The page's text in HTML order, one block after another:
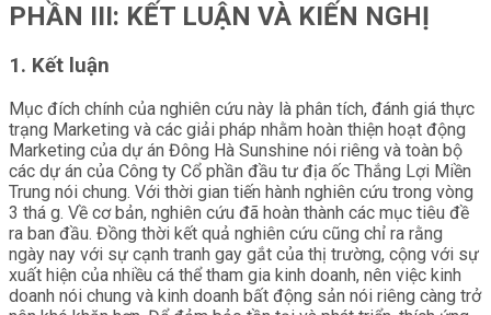
PHẦN III: KẾT LUẬN VÀ KIẾN NGHỊ
1. Kết luận
Mục đích chính của nghiên cứu này là phân tích, đánh giá thực
trạng Marketing và các giải pháp nhằm hoàn thiện hoạt động
Marketing của dự án Đông Hà Sunshine nói riêng và toàn bộ
các dự án của Công ty Cổ phần đầu tư địa ốc Thắng Lợi Miền
Trung nói chung. Với thời gian tiến hành nghiên cứu trong vòng
3 thá g. Về cơ bản, nghiên cứu đã hoàn thành các mục tiêu đề
ra ban đầu. Đồng thời kết quả nghiên cứu cũng chỉ ra rằng
ngày nay với sự cạnh tranh gay gắt của thị trường, cộng với sự
xuất hiện của nhiều cá thể tham gia kinh doanh, nên việc kinh
doanh nói chung và kinh doanh bất động sản nói riêng càng trở